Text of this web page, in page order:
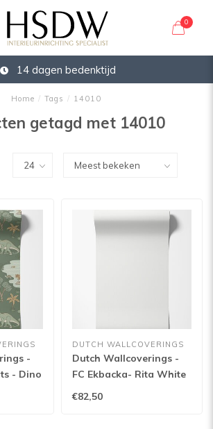
0
14 dagen bedenktijd
Home / Tags / 14010
getagd met 14010
-
- Dino
-
DUTCH WALLCOVERINGS
Dutch Wallcoverings -
FC Ekbacka- Rita White
- 14010
€82,50